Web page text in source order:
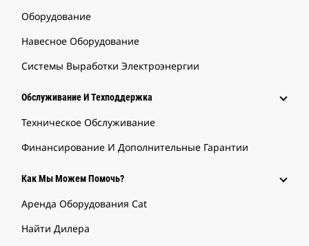
Оборудование
Навесное Оборудование
Системы Выработки Электроэнергии
Обслуживание И Техподдержка
Техническое Обслуживание
Финансирование И Дополнительные Гарантии
Как Мы Можем Помочь?
Аренда Оборудования Cat
Найти Дилера